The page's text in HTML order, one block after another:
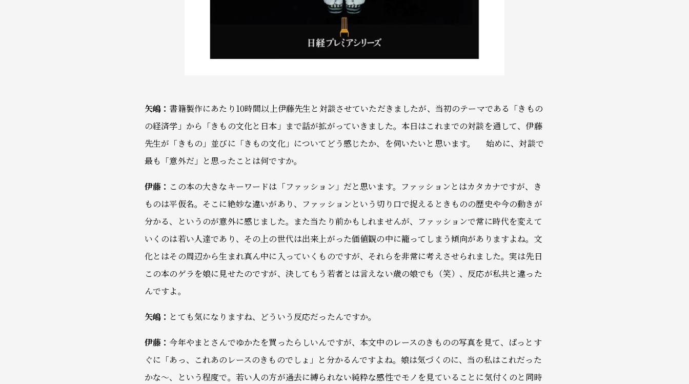
矢嶋： 書籍製作にあたり10時間以上伊藤先生と対談させていただきましたが、当初のテーマである「きもの
の経済学」から「きもの文化と日本」まで話が拡がっていきました。本日はこれまでの対談を通して、伊藤
先生が「きもの」並びに「きもの文化」についてどう感じたか、を伺いたいと思います。 始めに、対談で
最も「意外だ」と思ったことは何ですか。
伊藤： この本の大きなキーワードは「ファッション」だと思います。ファッションとはカタカナですが、き
ものは平仮名。そこに絶妙な違いがあり、ファッションという切り口で捉えるときものの歴史や今の動きが
分かる、というのが意外に感じました。また当たり前かもしれませんが、ファッションで常に時代を変えて
いくのは若い人達であり、その上の世代は出来上がった価値観の中に籠ってしまう傾向がありますよね。文
化とはその周辺から生まれ真ん中に入っていくものですが、それらを非常に考えさせられました。実は先日
この本のゲラを娘に見せたのですが、決してもう若者とは言えない歳の娘でも（笑）、反応が私共と違った
んですよ。
矢嶋： とても気になりますね、どういう反応だったんですか。
伊藤：今年やまとさんでゆかたを買ったらしいんですが、本文中のレースのきものの写真を見て、ぱっとす
ぐに「あっ、これあのレースのきものでしょ」と分かるんですよね。娘は気づくのに、当の私はこれだった
かな～、という程度で。若い人の方が過去に縛られない純粋な感性でモノを見ていることに気付くのと同時